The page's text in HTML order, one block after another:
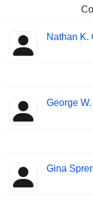
Nathan K.
George
Gina